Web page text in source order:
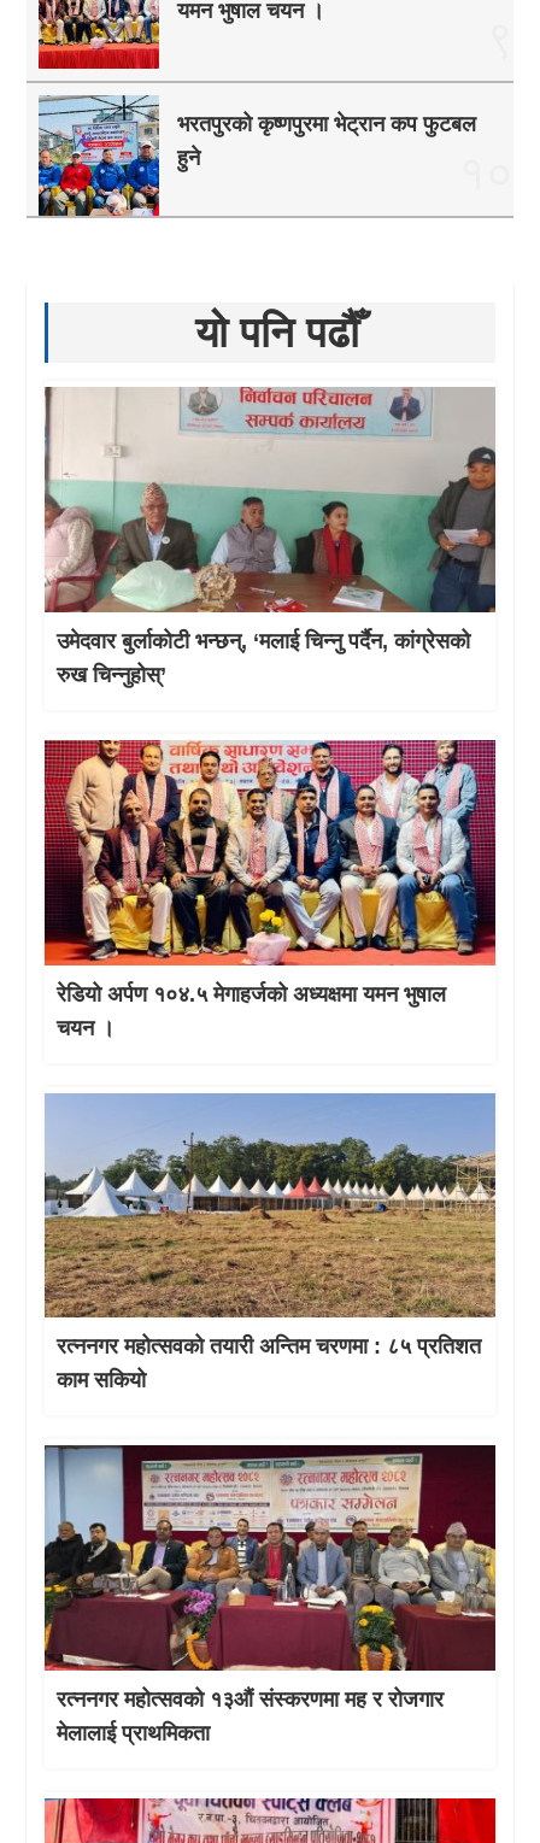
यमन भुषाल चयन ।
भरतपुरको कृष्णपुरमा भेट्रान कप फुटबल
हुने
यो पनि पढौँ
उमेदवार बुर्लाकोटी भन्छन्, ‘मलाई चिन्नु पर्दैन, कांग्रेसको
रुख चिन्नुहोस्’
रेडियो अर्पण १०४.५ मेगाहर्जको अध्यक्षमा यमन भुषाल
चयन ।
रत्ननगर महोत्सवको तयारी अन्तिम चरणमा : ८५ प्रतिशत
काम सकियो
रत्ननगर महोत्सवको १३औं संस्करणमा मह र रोजगार
मेलालाई प्राथमिकता